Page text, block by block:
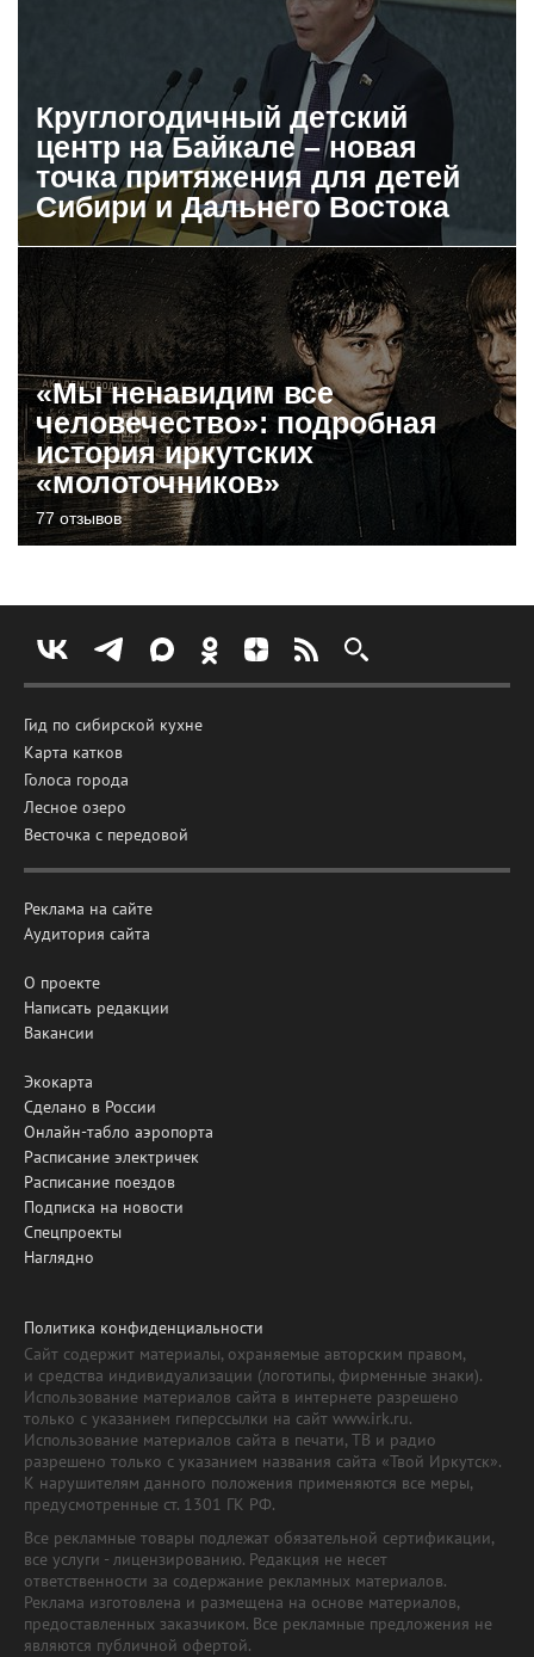
Круглогодичный детский
центр на Байкале – новая
точка притяжения для детей
Сибири и Дальнего Востока
«Мы ненавидим все
человечество»: подробная
история иркутских
«молоточников»
77 отзывов
Гид по сибирской кухне
Карта катков
Голоса города
Лесное озеро
Весточка с передовой
Реклама на сайте
Аудитория сайта
О проекте
Написать редакции
Вакансии
Экокарта
Сделано в России
Онлайн-табло аэропорта
Расписание электричек
Расписание поездов
Подписка на новости
Спецпроекты
Наглядно
Политика конфиденциальности
Сайт содержит материалы, охраняемые авторским правом,
и средства индивидуализации (логотипы, фирменные знаки).
Использование материалов сайта в интернете разрешено
только с указанием гиперссылки на сайт www.irk.ru.
Использование материалов сайта в печати, ТВ и радио
разрешено только с указанием названия сайта «Твой Иркутск».
К нарушителям данного положения применяются все меры,
предусмотренные ст. 1301 ГК РФ.
Все рекламные товары подлежат обязательной сертификации,
все услуги - лицензированию. Редакция не несет
ответственности за содержание рекламных материалов.
Реклама изготовлена и размещена на основе материалов,
предоставленных заказчиком. Все рекламные предложения не
являются публичной офертой.